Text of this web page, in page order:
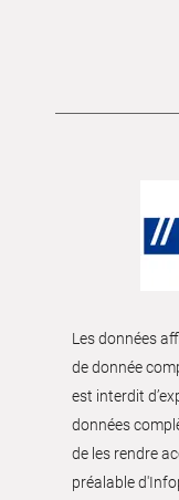
Les données
de donnée
est interdit
données
de les rendre
préalable